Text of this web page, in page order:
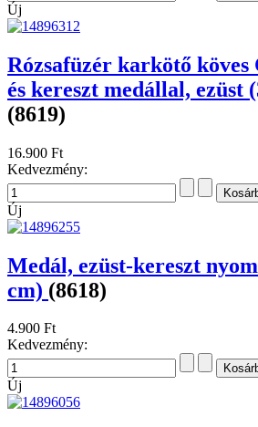
Új
Rózsafüzér karkötő köves
és kereszt medállal, ezüst
(8619)
16.900 Ft
Kedvezmény:
Új
Medál, ezüst-kereszt
cm) (8618)
4.900 Ft
Kedvezmény:
Új